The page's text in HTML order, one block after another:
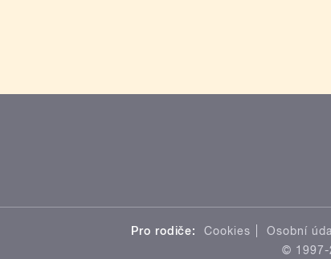
Pro rodiče: Cookies Osobní
© 1997-